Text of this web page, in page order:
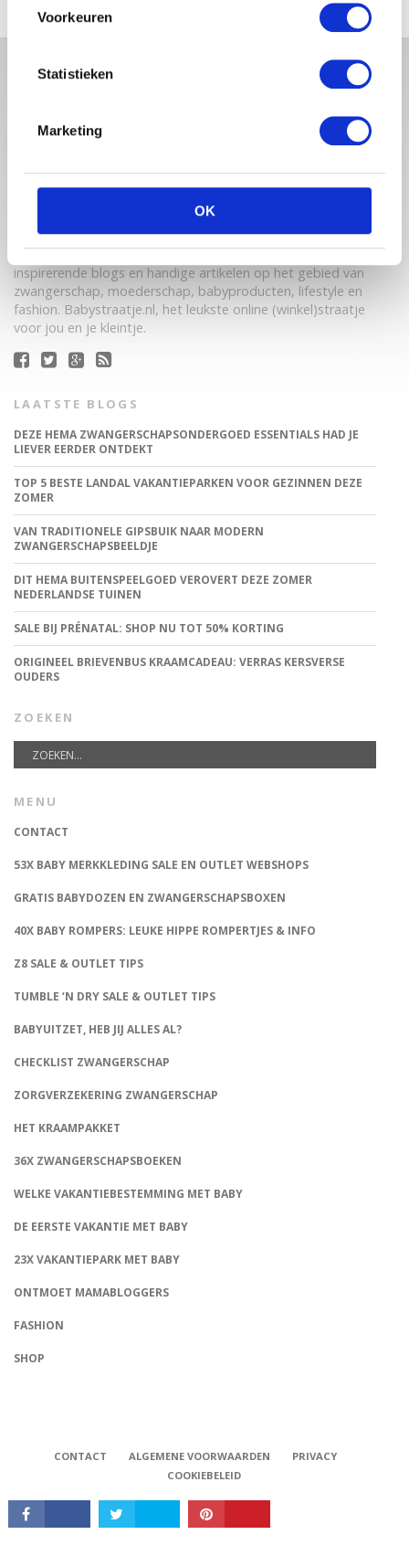
Voorkeuren
Statistieken
Marketing
OK
Babystraatje.nl is een uniek platform voor aanstaande en
jonge moeders. Een online ontmoetingsplek vol
inspirerende blogs en handige artikelen op het gebied van
zwangerschap, moederschap, babyproducten, lifestyle en
fashion. Babystraatje.nl, het leukste online (winkel)straatje
voor jou en je kleintje.
LAATSTE BLOGS
DEZE HEMA ZWANGERSCHAPSONDERGOED ESSENTIALS HAD JE
LIEVER EERDER ONTDEKT
TOP 5 BESTE LANDAL VAKANTIEPARKEN VOOR GEZINNEN DEZE
ZOMER
VAN TRADITIONELE GIPSBUIK NAAR MODERN
ZWANGERSCHAPSBEELDJE
DIT HEMA BUITENSPEELGOED VEROVERT DEZE ZOMER
NEDERLANDSE TUINEN
SALE BIJ PRÉNATAL: SHOP NU TOT 50% KORTING
ORIGINEEL BRIEVENBUS KRAAMCADEAU: VERRAS KERSVERSE
OUDERS
ZOEKEN
MENU
CONTACT
53X BABY MERKKLEDING SALE EN OUTLET WEBSHOPS
GRATIS BABYDOZEN EN ZWANGERSCHAPSBOXEN
40X BABY ROMPERS: LEUKE HIPPE ROMPERTJES & INFO
Z8 SALE & OUTLET TIPS
TUMBLE ‘N DRY SALE & OUTLET TIPS
BABYUITZET, HEB JIJ ALLES AL?
CHECKLIST ZWANGERSCHAP
ZORGVERZEKERING ZWANGERSCHAP
HET KRAAMPAKKET
36X ZWANGERSCHAPSBOEKEN
WELKE VAKANTIEBESTEMMING MET BABY
DE EERSTE VAKANTIE MET BABY
23X VAKANTIEPARK MET BABY
ONTMOET MAMABLOGGERS
FASHION
SHOP
CONTACT ALGEMENE VOORWAARDEN
PRIVACY
COOKIEBELEID
Babystraatje.nl, Copyright © 2019